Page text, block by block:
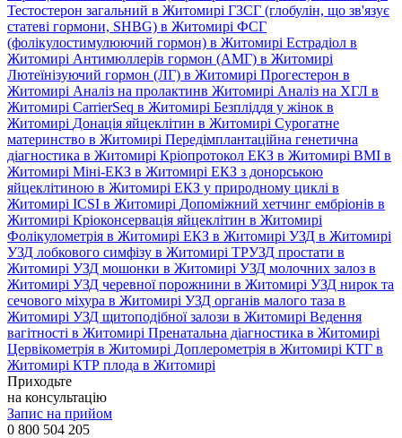
Тестостерон загальний в Житомирі ГЗСГ (глобулін, що зв'язує
статеві гормони, SHBG) в Житомирі ФСГ
(фолікулостимулюючий гормон) в Житомирі Естрадіол в
Житомирі Антимюллерів гормон (АМГ) в Житомирі
Лютеїнізуючий гормон (ЛГ) в Житомирі Прогестерон в
Житомирі Аналіз на пролактинв Житомирі Аналіз на ХГЛ в
Житомирі CarrierSeq в Житомирі Безпліддя у жінок в
Житомирі Донація яйцеклітин в Житомирі Сурогатне
материнство в Житомирі Передімплантаційна генетична
діагностика в Житомирі Кріопротокол ЕКЗ в Житомирі ВМІ в
Житомирі Міні-ЕКЗ в Житомирі ЕКЗ з донорською
яйцеклітиною в Житомирі ЕКЗ у природному циклі в
Житомирі ICSI в Житомирі Допоміжний хетчинг ембріонів в
Житомирі Кріоконсервація яйцеклітин в Житомирі
Фолікулометрія в Житомирі ЕКЗ в Житомирі УЗД в Житомирі
УЗД лобкового симфізу в Житомирі ТРУЗД простати в
Житомирі УЗД мошонки в Житомирі УЗД молочних залоз в
Житомирі УЗД черевної порожнини в Житомирі УЗД нирок та
сечового міхура в Житомирі УЗД органів малого таза в
Житомирі УЗД щитоподібної залози в Житомирі Ведення
вагітності в Житомирі Пренатальна діагностика в Житомирі
Цервікометрія в Житомирі Доплерометрія в Житомирі КТГ в
Житомирі КТР плода в Житомирі
Приходьте
на консультацію
Запис на прийом
0 800 504 205